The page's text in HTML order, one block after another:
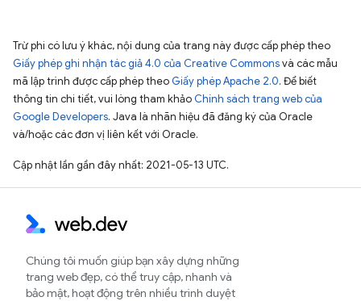
Trừ phi có lưu ý khác, nội dung của trang này được cấp phép theo
Giấy phép ghi nhận tác giả 4.0 của Creative Commonsvà các mẫu
mã lập trình được cấp phép theo Giấy phép Apache 2.0. Để biết
thông tin chi tiết, vui lòng tham khảo Chính sách trang web của
Google Developers. Java là nhãn hiệu đã đăng ký của Oracle
và/hoặc các đơn vị liên kết với Oracle.
Cập nhật lần gần đây nhất: 2021-05-13 UTC.
Chúng tôi muốn giúp bạn xây dựng những
trang web đẹp, có thể truy cập, nhanh và
bảo mật, hoạt động trên nhiều trình duyệt